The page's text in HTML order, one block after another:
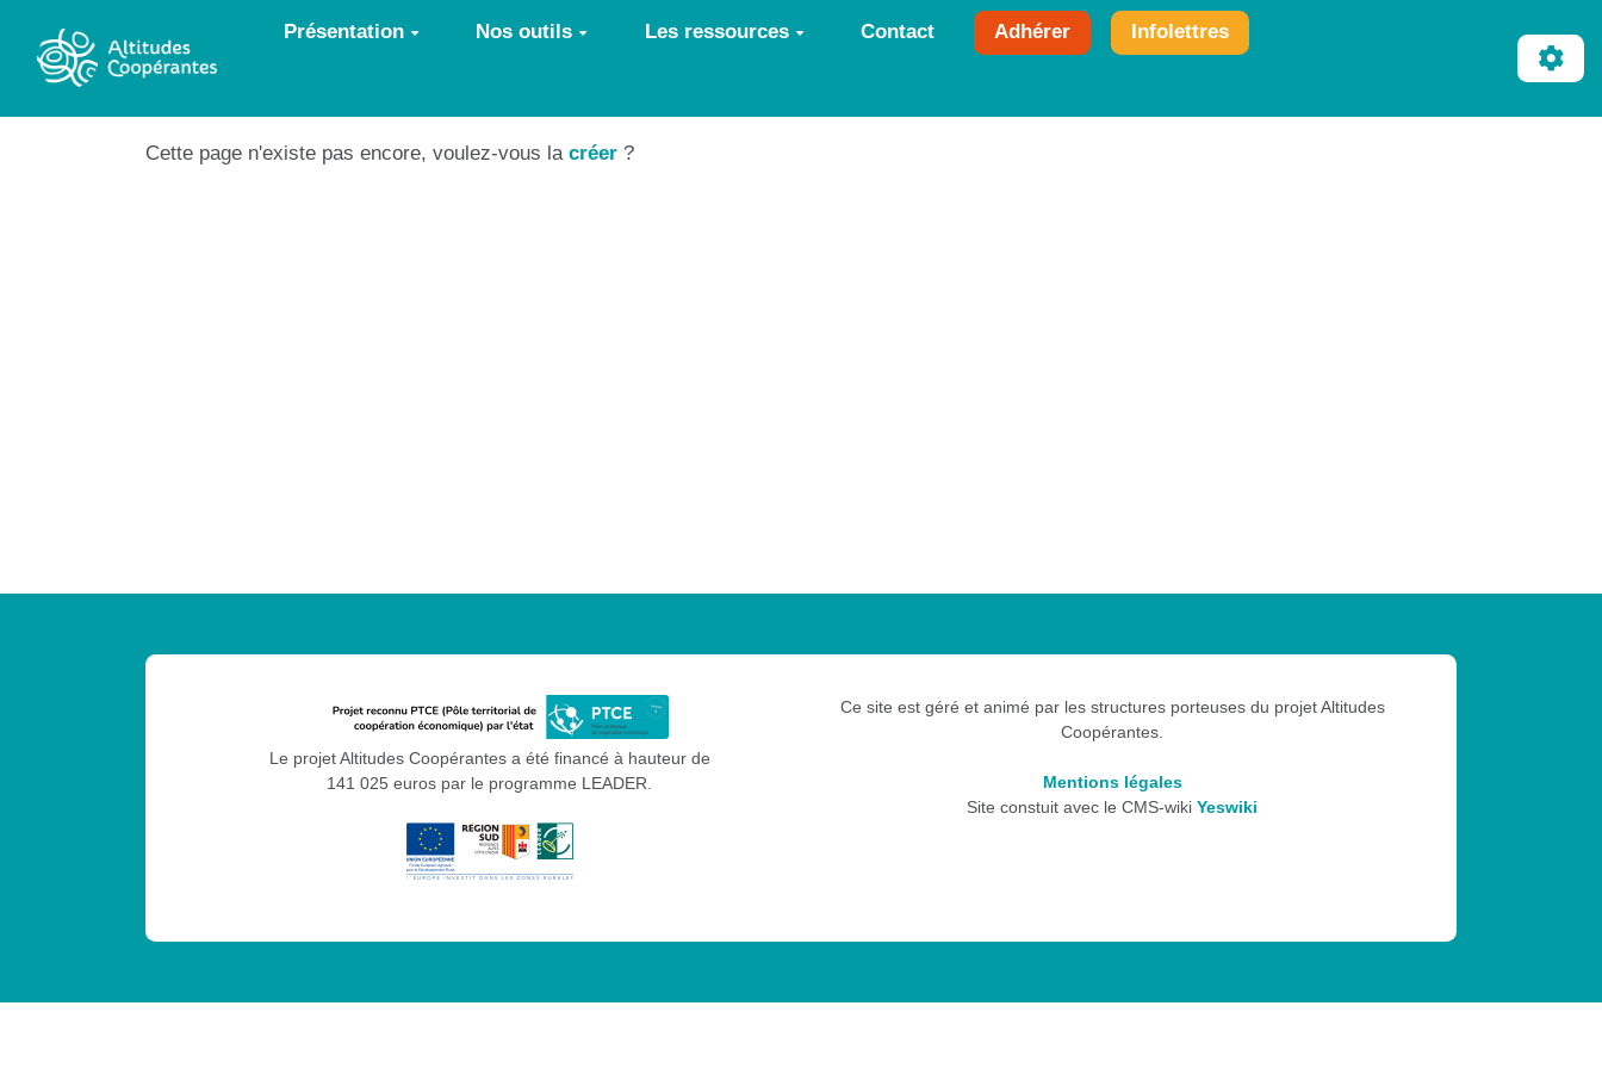
Aller au contenu principal Présentation Nos outils Les ressources Contact Adhérer Infolettres
Cette page n'existe pas encore, voulez-vous la créer ?
Le projet Altitudes Coopérantes a été financé à hauteur de
141 025 euros par le programme LEADER.
Ce site est géré et animé par les structures porteuses du projet Altitudes
Coopérantes.
Mentions légales
Site constuit avec le CMS-wikiYeswiki